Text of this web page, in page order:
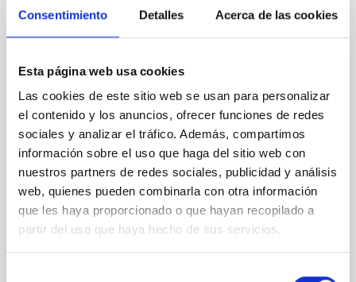
Consentimiento Detalles Acerca de las cookies
Esta página web usa cookies
Las cookies de este sitio web se usan para personalizar
el contenido y los anuncios, ofrecer funciones de redes
sociales y analizar el tráfico. Además, compartimos
información sobre el uso que haga del sitio web con
nuestros partners de redes sociales, publicidad y análisis
web, quienes pueden combinarla con otra información
que les haya proporcionado o que hayan recopilado a
partir del uso que haya hecho de sus servicios.
It may interest you
ATOS 5
El escáner 3D ATOS 5 es un digitador óptico de alta
resolución que proporciona rápidamente datos de
medición tridimensionales precisos. Este sistema
ofrece ventajas para medir superficies reflectantes y
objetos con hendiduras. Proyecta patrones de
franjas precisos sobre la superficie del objeto y son
capturados por dos cámaras. Dado que las